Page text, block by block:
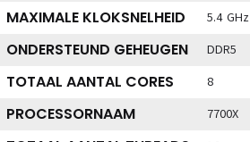
MAXIMALE KLOKSNELHEID 5.4 GHz
ONDERSTEUND GEHEUGEN DDR5
TOTAAL AANTAL CORES 8
PROCESSORNAAM 7700X